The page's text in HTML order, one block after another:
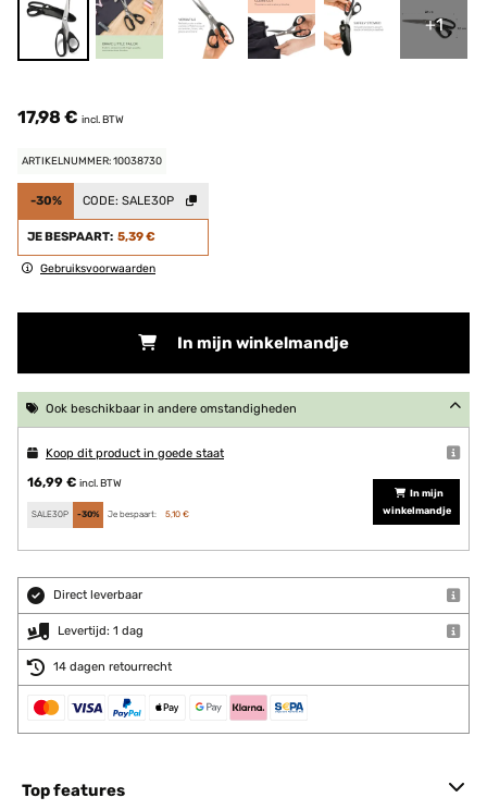
+1
17,98 € incl. BTW
ARTIKELNUMMER: 10038730
-30% CODE: SALE30P
JE BESPAART: 5,39 €
Gebruiksvoorwaarden
In mijn winkelmandje
Ook beschikbaar in andere omstandigheden
Koop dit product in goede staat
16,99 € incl. BTW
SALE30P -30% Je bespaart: 5,10 €
In mijn
winkelmandje
Direct leverbaar
Levertijd: 1 dag
14 dagen retourrecht
Top features